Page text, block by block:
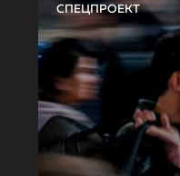
СПЕЦПРОЕКТ